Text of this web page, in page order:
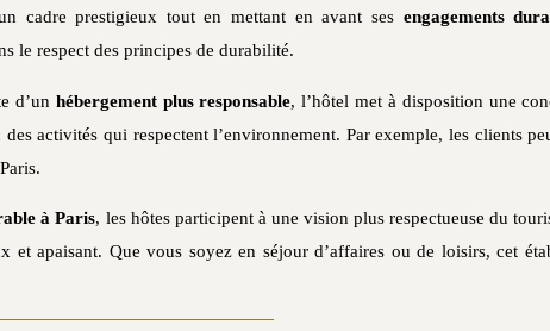
cadre prestigieux tout en mettant en avant ses engagements
le respect des principes de durabilité.
d’un hébergement plus responsable, l’hôtel met à disposition une
activités qui respectent l’environnement. Par exemple, les clients
à Paris, les hôtes participent à une vision plus respectueuse du
et apaisant. Que vous soyez en séjour d’affaires ou de loisirs, cet